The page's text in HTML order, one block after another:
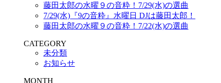
藤田太郎の水曜９の音粋！7/29(水)の選曲
7/29(水)『9の音粋』水曜日 DJは藤田太郎！
藤田太郎の水曜９の音粋！7/22(水)の選曲
CATEGORY
未分類
お知らせ
MONTH